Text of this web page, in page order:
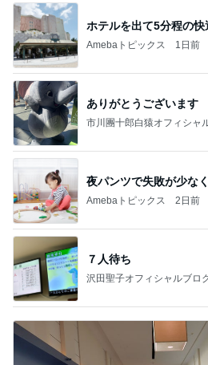
ホテルを出て5分程の快
Amebaトピックス 1日前
ありがとうございます
市川團十郎白猿オフィシャ
夜パンツで失敗が少な
Amebaトピックス 2日前
７人待ち
沢田聖子オフィシャルブロ